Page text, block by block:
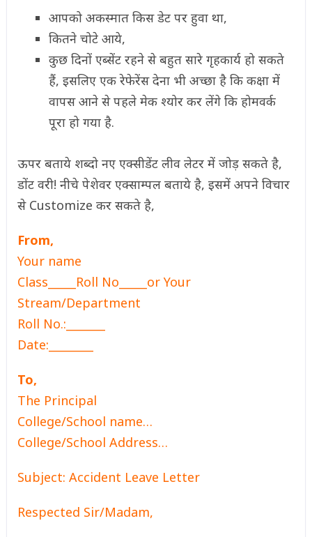
आपको अकस्मात किस डेट पर हुवा था,
कितने चोटे आये,
कुछ दिनों एब्सेंट रहने से बहुत सारे गृहकार्य हो सकते
हैं, इसलिए एक रेफेरेंस देना भी अच्छा है कि कक्षा में
वापस आने से पहले मेक श्योर कर लेंगे कि होमवर्क
पूरा हो गया है.
ऊपर बताये शब्दो नए एक्सीडेंट लीव लेटर में जोड़ सकते है,
डोंट वरी! नीचे पेशेवर एक्साम्पल बताये है, इसमें अपने विचार
से Customize कर सकते है,
From,
Your name
Class_____Roll No_____or Your
Stream/Department
Roll No.:_______
Date:________
To,
The Principal
College/School name…
College/School Address…
Subject: Accident Leave Letter
Respected Sir/Madam,